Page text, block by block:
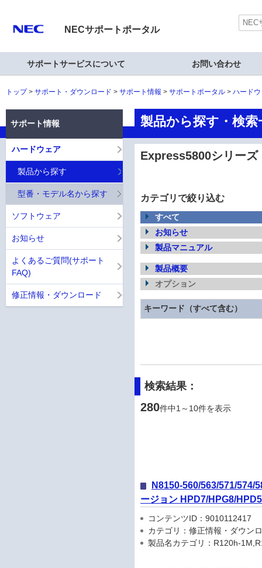
NECサポートポータル
サポートサービスについて お問い合わせ
トップ サポート・ダウンロード サポート情報 サポートポータル ハード
製品から探す・検
Express5800シリー
カテゴリで絞り込む
すべて
お知らせ
製品マニュアル
製品概要
オプション
キーワード（すべて含む）
検索結果：
280件中1～10件を表示
N8150-560/563/571/574/
ージョン HPD7/HPG8/
コンテンツID：9010112417
カテゴリ：修正情報・ダウン
製品名カテゴリ：R120h-
サポート情報
ハードウェア
製品から探す
型番・モデル名から探す
ソフトウェア
お知らせ
よくあるご質問(サポート
FAQ)
修正情報・ダウンロード